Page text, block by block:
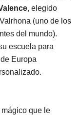
, elegido
(uno de los
del mundo).
escuela para
Europa
que le